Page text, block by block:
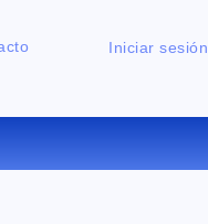
Iniciar sesión